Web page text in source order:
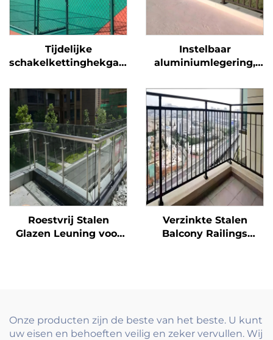
Tijdelijke
schakelkettinghekgaten
sluitende hekpoort en
gegalvaniseerde
stalen hekpalen voor
veiligheid op
bouwlocaties
Instelbaar
aluminiumlegering,
kraan balkonleuning
vloer bevestigd
frameleuning clamp
leunrail systeem
Roestvrij Stalen
Glazen Leuning voor
Verzinkte Stalen
Balcony Railings
Onze producten zijn de beste van het beste. U kunt
uw eisen en behoeften veilig en zeker vervullen. Wij